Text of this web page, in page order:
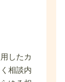
したカ
相談内